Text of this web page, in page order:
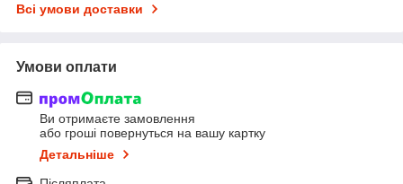
Всі умови доставки
Умови оплати
Ви отримаєте замовлення
або гроші повернуться на вашу картку
Детальніше